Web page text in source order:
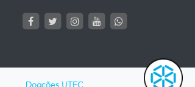
Doações UTEC